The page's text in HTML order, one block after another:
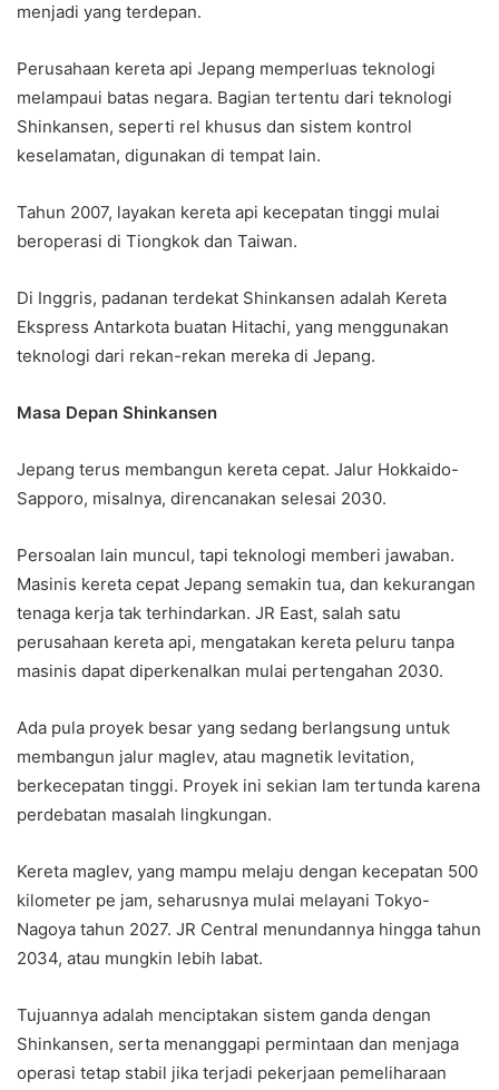
menjadi yang terdepan.
Perusahaan kereta api Jepang memperluas teknologi
melampaui batas negara. Bagian tertentu dari teknologi
Shinkansen, seperti rel khusus dan sistem kontrol
keselamatan, digunakan di tempat lain.
Tahun 2007, layakan kereta api kecepatan tinggi mulai
beroperasi di Tiongkok dan Taiwan.
Di Inggris, padanan terdekat Shinkansen adalah Kereta
Ekspress Antarkota buatan Hitachi, yang menggunakan
teknologi dari rekan-rekan mereka di Jepang.
Masa Depan Shinkansen
Jepang terus membangun kereta cepat. Jalur Hokkaido-
Sapporo, misalnya, direncanakan selesai 2030.
Persoalan lain muncul, tapi teknologi memberi jawaban.
Masinis kereta cepat Jepang semakin tua, dan kekurangan
tenaga kerja tak terhindarkan. JR East, salah satu
perusahaan kereta api, mengatakan kereta peluru tanpa
masinis dapat diperkenalkan mulai pertengahan 2030.
Ada pula proyek besar yang sedang berlangsung untuk
membangun jalur maglev, atau magnetik levitation,
berkecepatan tinggi. Proyek ini sekian lam tertunda karena
perdebatan masalah lingkungan.
Kereta maglev, yang mampu melaju dengan kecepatan 500
kilometer pe jam, seharusnya mulai melayani Tokyo-
Nagoya tahun 2027. JR Central menundannya hingga tahun
2034, atau mungkin lebih labat.
Tujuannya adalah menciptakan sistem ganda dengan
Shinkansen, serta menanggapi permintaan dan menjaga
operasi tetap stabil jika terjadi pekerjaan pemeliharaan